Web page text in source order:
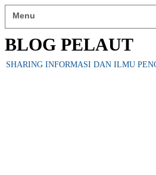
BLOG PELAUT
SHARING INFORMASI DAN ILMU